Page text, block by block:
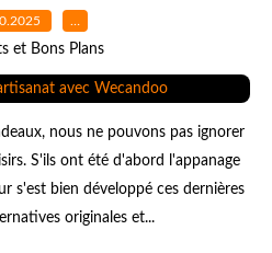
…
et Bons Plans
nous ne pouvons pas ignorer
S'ils ont été d'abord l'appanage
s'est bien développé ces dernières
originales et...